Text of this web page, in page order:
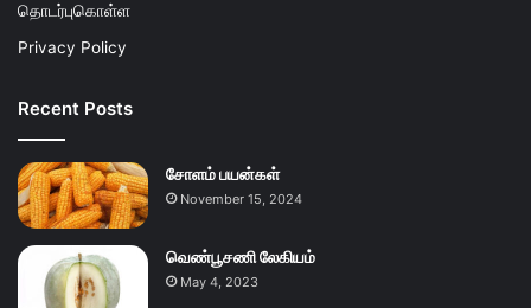
தொடர்புகொள்ள
Privacy Policy
Recent Posts
சோளம் பயன்கள்
November 15, 2024
வெண்பூசணி லேகியம்
May 4, 2023